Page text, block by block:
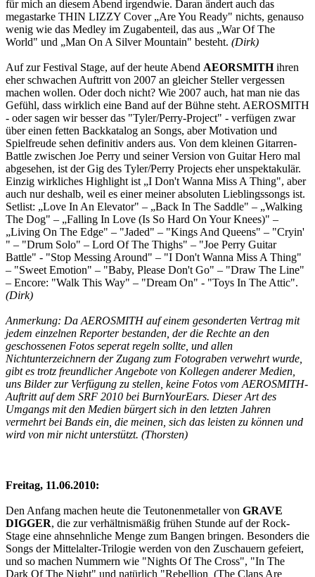
für mich an diesem Abend irgendwie. Daran ändert auch das
megastarke THIN LIZZY Cover „Are You Ready" nichts, genauso
wenig wie das Medley im Zugabenteil, das aus „War Of The
World" und „Man On A Silver Mountain" besteht. (Dirk)
Auf zur Festival Stage, auf der heute Abend AEORSMITHihren
eher schwachen Auftritt von 2007 an gleicher Steller vergessen
machen wollen. Oder doch nicht? Wie 2007 auch, hat man nie das
Gefühl, dass wirklich eine Band auf der Bühne steht. AEROSMITH
- oder sagen wir besser das "Tyler/Perry-Project" - verfügen zwar
über einen fetten Backkatalog an Songs, aber Motivation und
Spielfreude sehen definitiv anders aus. Von dem kleinen Gitarren-
Battle zwischen Joe Perry und seiner Version von Guitar Hero mal
abgesehen, ist der Gig des Tyler/Perry Projects eher unspektakulär.
Einzig wirkliches Highlight ist „I Don't Wanna Miss A Thing", aber
auch nur deshalb, weil es einer meiner absoluten Lieblingssongs ist.
Setlist: „Love In An Elevator" – „Back In The Saddle" – „Walking
The Dog" – „Falling In Love (Is So Hard On Your Knees)" –
„Living On The Edge" – "Jaded" – "Kings And Queens" – "Cryin'
" – "Drum Solo" – Lord Of The Thighs" – "Joe Perry Guitar
Battle" - "Stop Messing Around" – "I Don't Wanna Miss A Thing"
– "Sweet Emotion" – "Baby, Please Don't Go" – "Draw The Line"
– Encore: "Walk This Way" – "Dream On" - "Toys In The Attic".
(Dirk)
Anmerkung: Da AEROSMITH auf einem gesonderten Vertrag mit
jedem einzelnen Reporter bestanden, der die Rechte an den
geschossenen Fotos seperat regeln sollte, und allen
Nichtunterzeichnern der Zugang zum Fotograben verwehrt wurde,
gibt es trotz freundlicher Angebote von Kollegen anderer Medien,
uns Bilder zur Verfügung zu stellen, keine Fotos vom AEROSMITH-
Auftritt auf dem SRF 2010 bei BurnYourEars. Dieser Art des
Umgangs mit den Medien bürgert sich in den letzten Jahren
vermehrt bei Bands ein, die meinen, sich das leisten zu können und
wird von mir nicht unterstützt. (Thorsten)
Freitag, 11.06.2010:
Den Anfang machen heute die Teutonenmetaller von GRAVE
DIGGER, die zur verhältnismäßig frühen Stunde auf der Rock-
Stage eine ahnsehnliche Menge zum Bangen bringen. Besonders die
Songs der Mittelalter-Trilogie werden von den Zuschauern gefeiert,
und so machen Nummern wie "Nights Of The Cross", "In The
Dark Of The Night" und natürlich "Rebellion (The Clans Are